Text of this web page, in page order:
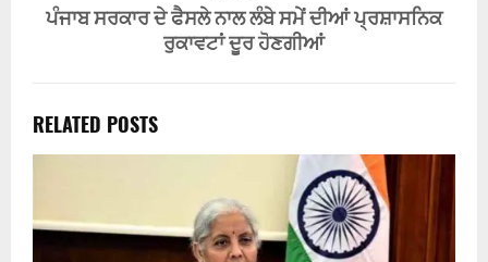
ਪੰਜਾਬ ਸਰਕਾਰ ਦੇ ਫੈਸਲੇ ਨਾਲ ਲੰਬੇ ਸਮੇਂ ਦੀਆਂ ਪ੍ਰਸ਼ਾਸਨਿਕ
ਰੁਕਾਵਟਾਂ ਦੂਰ ਹੋਣਗੀਆਂ
RELATED POSTS